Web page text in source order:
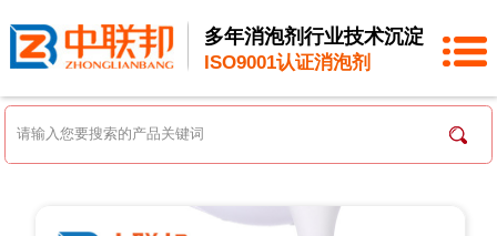
多年消泡剂行业技术沉淀
ISO9001认证消泡剂